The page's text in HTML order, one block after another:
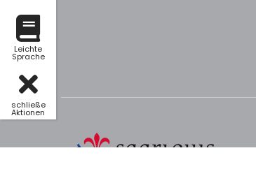
Leichte
Sprache
schließe
Aktionen